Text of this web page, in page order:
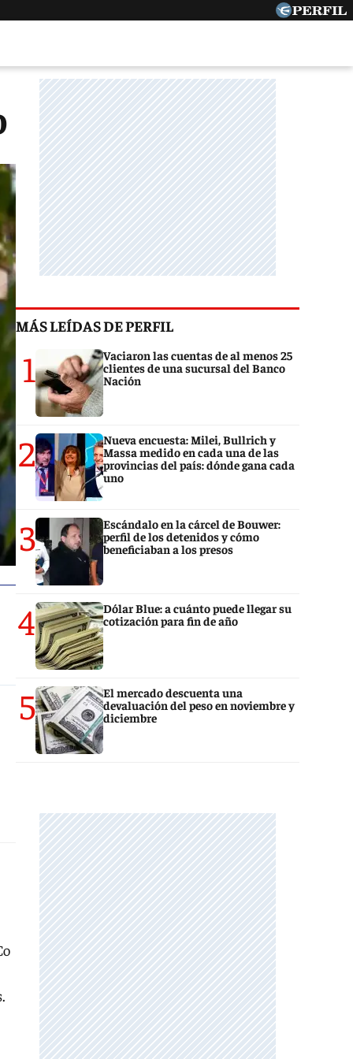
MÁS LEÍDAS DE PERFIL
1
Vaciaron las cuentas de al menos 25
clientes de una sucursal del Banco
Nación
2
Nueva encuesta: Milei, Bullrich y
Massa medido en cada una de las
provincias del país: dónde gana cada
uno
3
Escándalo en la cárcel de Bouwer:
perfil de los detenidos y cómo
beneficiaban a los presos
4
Dólar Blue: a cuánto puede llegar su
cotización para fin de año
5
El mercado descuenta una
devaluación del peso en noviembre y
diciembre